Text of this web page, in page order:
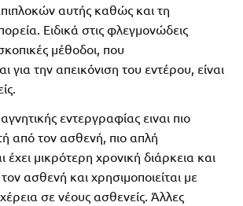
αυτής καθώς και τη
Ειδικά στις φλεγμονώδεις
μέθοδοι, που
για την απεικόνιση του εντέρου, είναι
εντεργραφίας ειναι πιο
από τον ασθενή, πιο απλή
έχει μικρότερη χρονική διάρκεια και
ασθενή και χρησιμοποιείται με
σε νέους ασθενείς. Άλλες